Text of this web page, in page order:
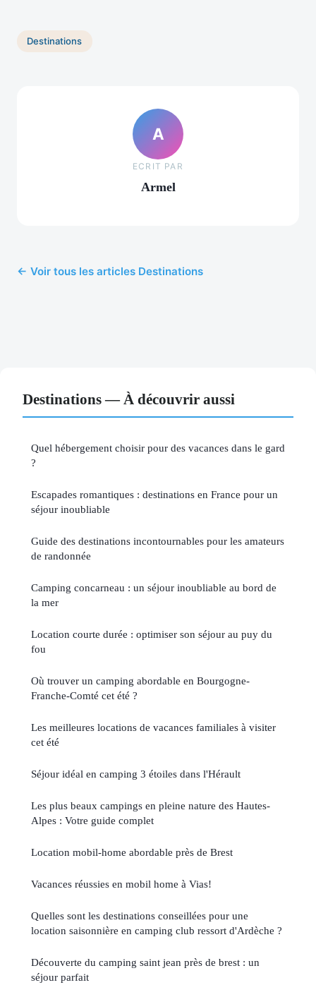
Destinations
A
ECRIT PAR
Armel
← Voir tous les articles Destinations
Destinations — À découvrir aussi
Quel hébergement choisir pour des vacances dans le gard
?
Escapades romantiques : destinations en France pour un
séjour inoubliable
Guide des destinations incontournables pour les amateurs
de randonnée
Camping concarneau : un séjour inoubliable au bord de
la mer
Location courte durée : optimiser son séjour au puy du
fou
Où trouver un camping abordable en Bourgogne-
Franche-Comté cet été ?
Les meilleures locations de vacances familiales à visiter
cet été
Séjour idéal en camping 3 étoiles dans l'Hérault
Les plus beaux campings en pleine nature des Hautes-
Alpes : Votre guide complet
Location mobil-home abordable près de Brest
Vacances réussies en mobil home à Vias!
Quelles sont les destinations conseillées pour une
location saisonnière en camping club ressort d'Ardèche ?
Découverte du camping saint jean près de brest : un
séjour parfait